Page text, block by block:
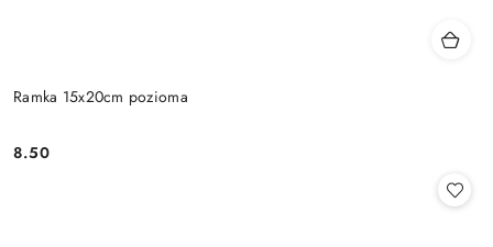
Ramka 15x20cm pozioma
Cena:
8.50